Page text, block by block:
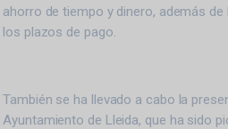
ahorro de tiempo y dinero, además
los plazos de pago.
También se ha llevado a cabo la
Ayuntamiento de Lleida, que ha sido